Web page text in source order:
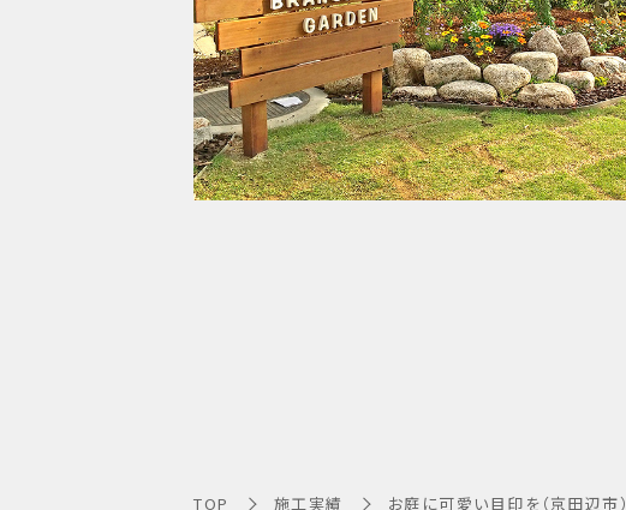
TOP 施工実績 お庭に可愛い目印を（京田辺市）